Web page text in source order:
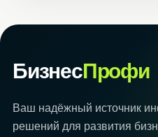
БизнесПрофи
Ваш надёжный источник
решений для развития